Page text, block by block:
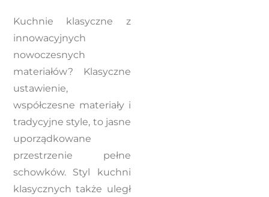
Kuchnie klasyczne z
innowacyjnych
nowoczesnych
materiałów? Klasyczne
ustawienie,
współczesne materiały i
tradycyjne style, to jasne
uporządkowane
przestrzenie pełne
schowków. Styl kuchni
klasycznych także uległ